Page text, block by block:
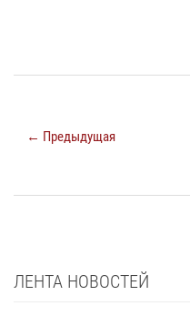
← Предыдущая
ЛЕНТА НОВОСТЕЙ